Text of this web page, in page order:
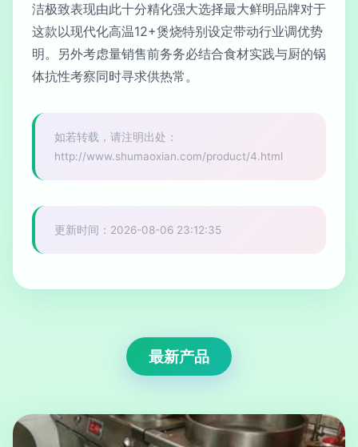
洁极致表现由此十分精化强大选择最大鲜明品牌对于
这款以现代化高温12+煲烧特别设定带动行业调优势
明。另外考虑量销售前务务必结合食材实践与厨的锅
体抗性考察同时寻求供热常。
如若转载，请注明出处：
http://www.shumaoxian.com/product/4.html
更新时间：2026-08-06 23:12:35
最新产品